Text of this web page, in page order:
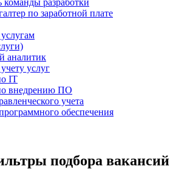
команды разработки
по заработной плате
аналитик
услуг
IT
внедрению ПО
учета
обеспечения
подбора вакансий